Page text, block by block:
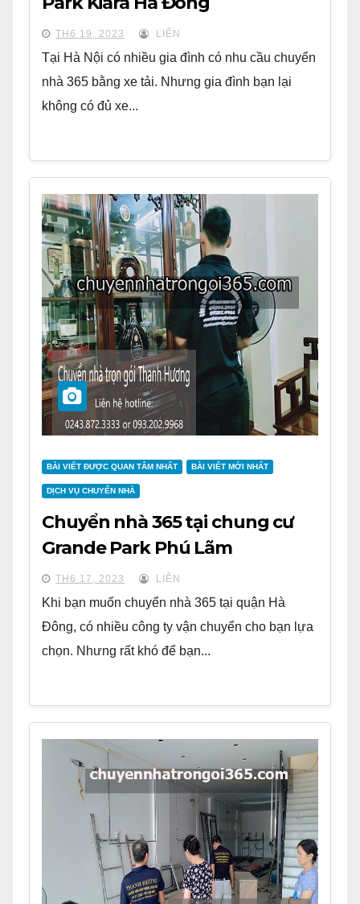
TH6 19, 2023 LIÊN
Tại Hà Nội có nhiều gia đình có nhu cầu chuyển
nhà 365 bằng xe tải. Nhưng gia đình bạn lại
không có đủ xe...
BÀI VIẾT ĐƯỢC QUAN TÂM NHẤT BÀI VIẾT MỚI NHẤT
DỊCH VỤ CHUYỂN NHÀ
Chuyển nhà 365 tại chung cư
Grande Park Phú Lãm
TH6 17, 2023 LIÊN
Khi bạn muốn chuyển nhà 365 tại quận Hà
Đông, có nhiều công ty vận chuyển cho bạn lựa
chọn. Nhưng rất khó để bạn...